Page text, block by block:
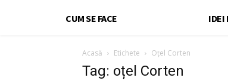
CUM SE FACE IDEI
Acasă Etichete Oțel Corten
Tag: oțel Corten